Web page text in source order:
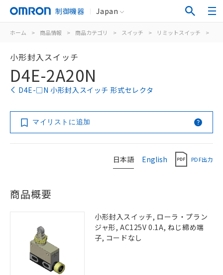
制御機器 Japan
ホーム > 商品情報 > 商品カテゴリ > スイッチ > リミットスイッチ >
小形封入スイッチ
D4E-2A20N
D4E-□N 小形封入スイッチ 形式セレクタ
マイリストに追加
日本語 English PDF出力
商品概要
小形封入スイッチ, ローラ・プラン
ジャ形, AC125V 0.1A, ねじ締め端
子, コードなし